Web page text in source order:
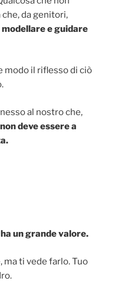
da genitori,
e guidare
modo il riflesso di ciò
al nostro che,
non deve essere a
un grande valore.
ma ti vede farlo. Tuo